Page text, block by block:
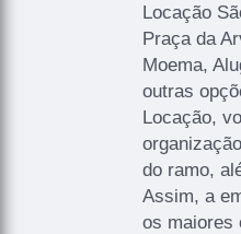
Locação
Praça da
Moema,
outras
Locação,
do ramo,
Assim, a
os maiores